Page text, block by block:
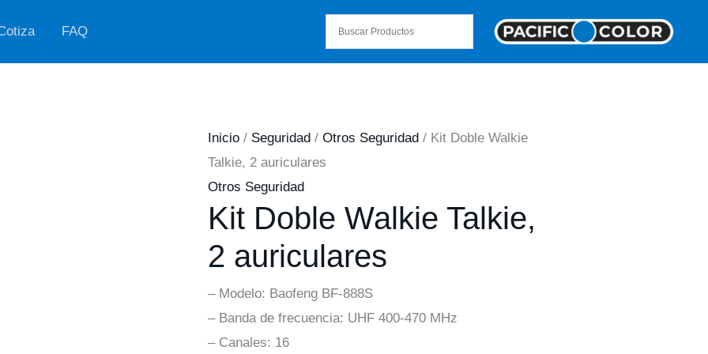
FAQ
Inicio/ Seguridad/ Otros Seguridad/ Kit Doble Walkie
Talkie, 2 auriculares
Otros Seguridad
Kit Doble Walkie Talkie,
2 auriculares
– Modelo: Baofeng BF-888S
– Banda de frecuencia: UHF 400-470 MHz
– Canales: 16